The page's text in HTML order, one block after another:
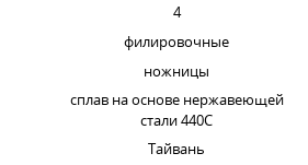
4
филировочные
ножницы
сплав на основе нержавеющей
стали 440C
Тайвань